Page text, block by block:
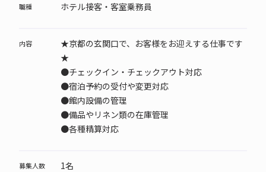
職種 ホテル接客・客室乗務員
内容
★京都の玄関口で、お客様をお迎えする仕事です
★
●チェックイン・チェックアウト対応
●宿泊予約の受付や変更対応
●館内設備の管理
●備品やリネン類の在庫管理
●各種精算対応
募集人数 1名